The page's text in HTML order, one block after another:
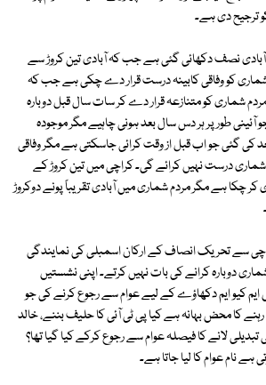
ترجیح دی ہے۔
نصف دکھائی گئی ہے جب کہ آبادی تین کروڑ سے
کو وفاقی کابینہ درست قرار دے چکی ہے جب کہ
چاہے تو 2017 کی مردم شماری کو متنازعہ قرار دے کر سات سال قبل دوبارہ
طور پر ہر دس سال بعد ہونی چاہیے مگر موجودہ
شماری 18 سال بعد کی گئی جو اب قبل از وقت کرائی جاسکتی ہے مگر وفاقی
درست نہیں کرائے گی۔ کراچی میں تین کروڑ کے
کر چکا ہے مگر مردم شماری میں آبادی تقریباً پونے دوکروڑ
کراچی سے تحریک انصاف کے ارکان اسمبلی کی نمایندگی
دوبارہ کرانے کی بات نہیں کرتے۔ اپنی نشستیں
کیو ایم دکھاؤے کے لیے عوام سے رجوع کرنے کی جو
کا محض بہانہ ہے کیا پی ٹی آئی کا حلیف بننے، خالد
لانے کا فیصلہ عوام سے رجوع کرکے کیا گیا تھا؟
نام عوام کا لیا جاتا ہے۔